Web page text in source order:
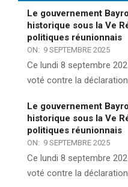
Le gouvernement
historique sous la Ve
politiques réunionnais
ON: 9 SEPTEMBRE 2025
Ce lundi 8 septembre
voté contre la déclaration
Le gouvernement
historique sous la Ve
politiques réunionnais
ON: 9 SEPTEMBRE 2025
Ce lundi 8 septembre
voté contre la déclaration